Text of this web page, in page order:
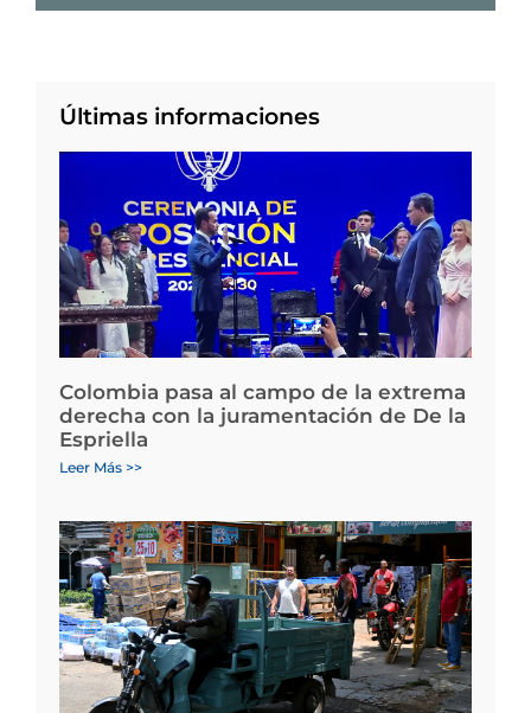
Últimas informaciones
Colombia pasa al campo de la extrema
derecha con la juramentación de De la
Espriella
Leer Más >>